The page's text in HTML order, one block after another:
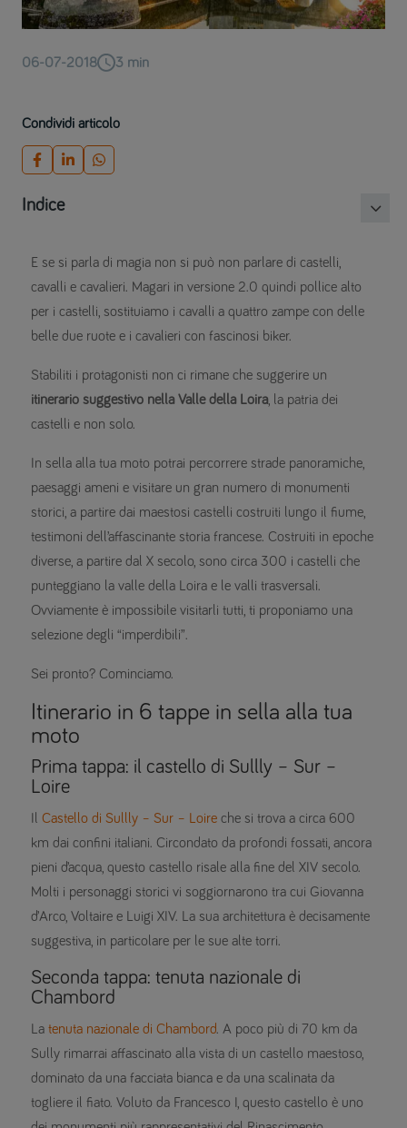
06-07-2018 3 min
Condividi articolo
Indice
E se si parla di magia non si può non parlare di castelli,
cavalli e cavalieri. Magari in versione 2.0 quindi pollice alto
per i castelli, sostituiamo i cavalli a quattro zampe con delle
belle due ruote e i cavalieri con fascinosi biker.
Stabiliti i protagonisti non ci rimane che suggerire un
itinerario suggestivo nella Valle della Loira , la patria dei
castelli e non solo.
In sella alla tua moto potrai percorrere strade panoramiche,
paesaggi ameni e visitare un gran numero di monumenti
storici, a partire dai maestosi castelli costruiti lungo il fiume,
testimoni dell’affascinante storia francese. Costruiti in epoche
diverse, a partire dal X secolo, sono circa 300 i castelli che
punteggiano la valle della Loira e le valli trasversali.
Ovviamente è impossibile visitarli tutti, ti proponiamo una
selezione degli “imperdibili”.
Sei pronto? Cominciamo.
Itinerario in 6 tappe in sella alla tua
moto
Prima tappa: il castello di Sullly – Sur –
Loire
Castello di Sullly – Sur – Loire che si trova a circa 600
km dai confini italiani. Circondato da profondi fossati, ancora
pieni d’acqua, questo castello risale alla fine del XIV secolo.
Molti i personaggi storici vi soggiornarono tra cui Giovanna
d’Arco, Voltaire e Luigi XIV. La sua architettura è decisamente
suggestiva, in particolare per le sue alte torri.
Seconda tappa: tenuta nazionale di
Chambord
La tenuta nazionale di Chambord. A poco più di 70 km da
Sully rimarrai affascinato alla vista di un castello maestoso,
dominato da una facciata bianca e da una scalinata da
togliere il fiato. Voluto da Francesco I, questo castello è uno